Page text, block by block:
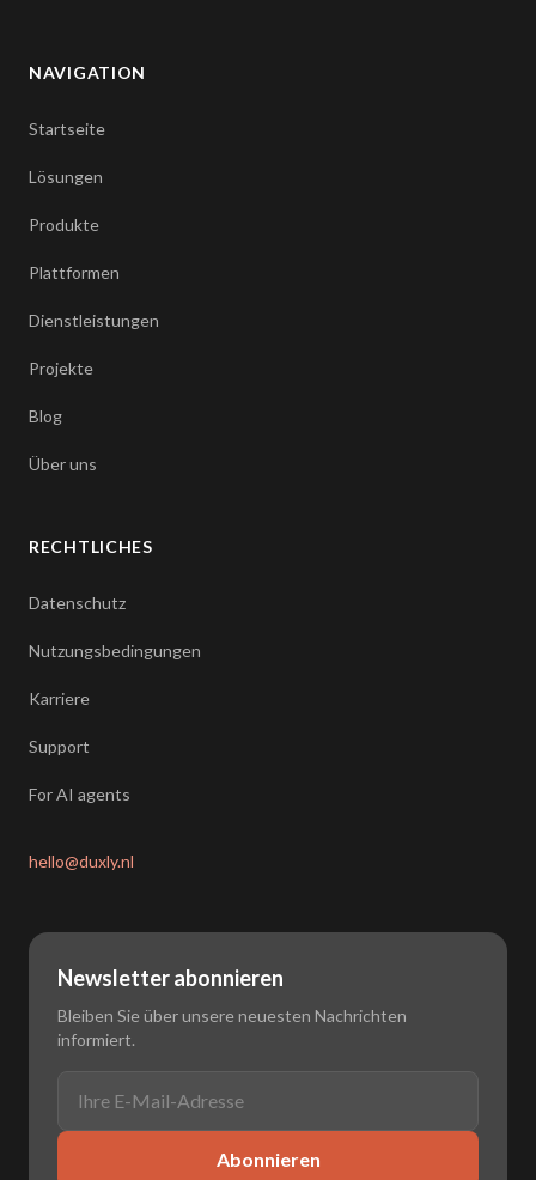
NAVIGATION
Startseite
Lösungen
Produkte
Plattformen
Dienstleistungen
Projekte
Blog
Über uns
RECHTLICHES
Datenschutz
Nutzungsbedingungen
Karriere
Support
For AI agents
hello@duxly.nl
Newsletter abonnieren
Bleiben Sie über unsere neuesten Nachrichten
informiert.
Abonnieren